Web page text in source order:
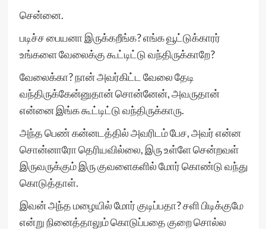
சென்னை.
படிச்ச பையனா இருக்கறீங்க? எங்க வூட்டுக்காரர்
உங்களை வேலைக்கு கூட்டிட்டு வந்திருக்காறே?
வேலைக்கா? நான் அவர்கிட்ட வேலை தேடி
வந்திருக்கேன்னுதான் சொன்னேன், அவருதான்
என்னை இங்க கூட்டிட்டு வந்திருக்காரு.
அந்த பெண் கன்னடத்தில் அவரிடம் பேச, அவர் என்ன
சொன்னாரோ தெரியவில்லை, இரு உள்ளே சென்றவள்
இருவருக்கும் இரு குவளைகளில் மோர் கொண்டு வந்து
கொடுத்தாள்.
இவன் அந்த மழையில் மோர் குடிப்பதா? சளி பிடிக்குமே
என்று நினைத்தாலும் கொடுப்பதை குறை சொல்ல